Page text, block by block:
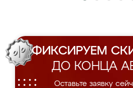
ФИКСИРУЕМ
ДО КОНЦА
Оставьте заявку